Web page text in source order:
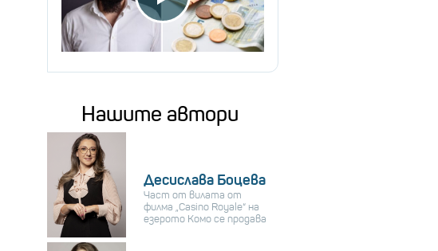
Нашите автори
Десислава Боцева
Част от вилата от
филма „Casino Royale“ на
езерото Комо се продава